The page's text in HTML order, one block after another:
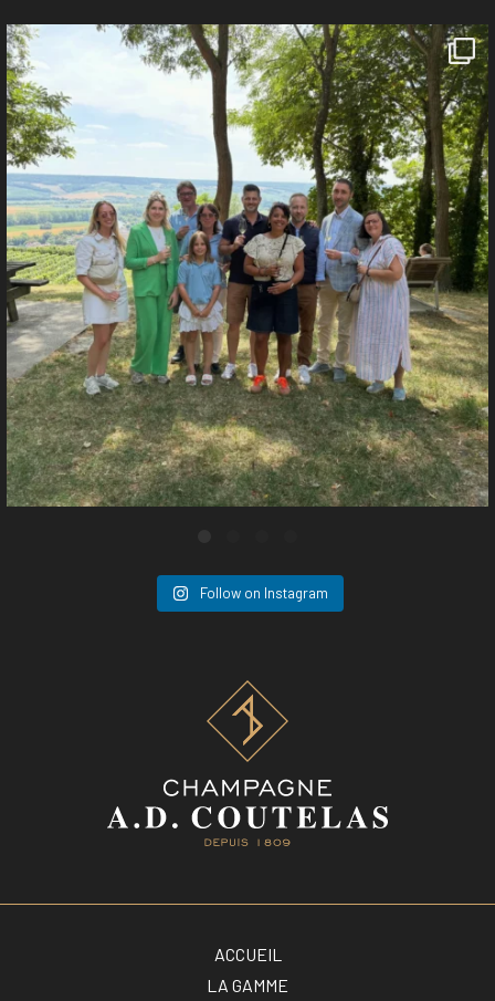
𝗗𝗲𝘂𝘅 𝗷𝗼𝘂𝗿𝗻𝗲́𝗲𝘀 𝗱𝗲 𝗽...
22 1
Follow on Instagram
ACCUEIL
LA GAMME